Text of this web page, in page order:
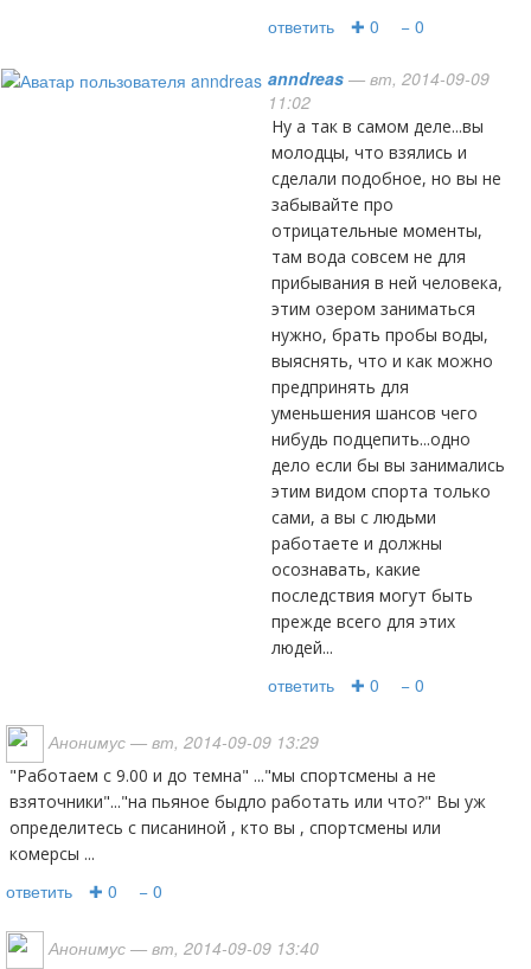
ответить ✚ 0 − 0
anndreas — вт, 2014-09-09
11:02
ну а так в самом деле...вы
молодцы, что взялись и
сделали подобное, но вы не
забывайте про
отрицательные моменты,
там вода совсем не для
прибывания в ней человека,
этим озером заниматься
нужно, брать пробы воды,
выяснять, что и как можно
предпринять для
уменьшения шансов чего
нибудь подцепить...одно
дело если бы вы занимались
этим видом спорта только
сами, а вы с людьми
работаете и должны
осознавать, какие
последствия могут быть
прежде всего для этих
людей...
ответить ✚ 0 − 0
Анонимус — вт, 2014-09-09 13:29
"Работаем с 9.00 и до темна" ..."мы спортсмены а не
взяточники"..."на пьяное быдло работать или что?" Вы уж
определитесь с писаниной , кто вы , спортсмены или
комерсы ...
ответить ✚ 0 − 0
Анонимус — вт, 2014-09-09 13:40